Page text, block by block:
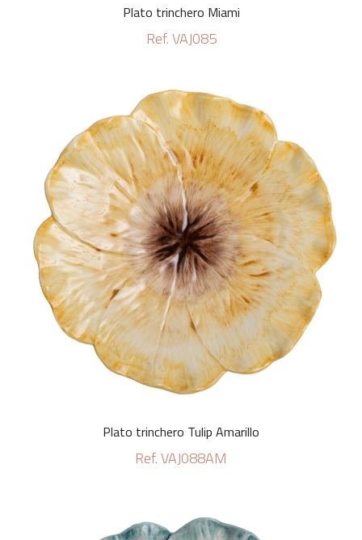
Plato trinchero Miami
Ref. VAJ085
Plato trinchero Tulip Amarillo
Ref. VAJ088AM